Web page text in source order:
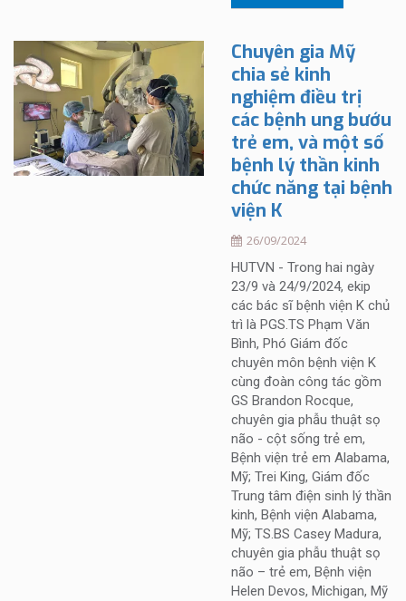
Chuyên gia Mỹ
chia sẻ kinh
nghiệm điều trị
các bệnh ung bướu
trẻ em, và một số
bệnh lý thần kinh
chức năng tại bệnh
viện K
26/09/2024
HUTVN - Trong hai ngày
23/9 và 24/9/2024, ekip
các bác sĩ bệnh viện K chủ
trì là PGS.TS Phạm Văn
Bình, Phó Giám đốc
chuyên môn bệnh viện K
cùng đoàn công tác gồm
GS Brandon Rocque,
chuyên gia phẫu thuật sọ
não - cột sống trẻ em,
Bệnh viện trẻ em Alabama,
Mỹ; Trei King, Giám đốc
Trung tâm điện sinh lý thần
kinh, Bệnh viện Alabama,
Mỹ; TS.BS Casey Madura,
chuyên gia phẫu thuật sọ
não – trẻ em, Bệnh viện
Helen Devos, Michigan, Mỹ